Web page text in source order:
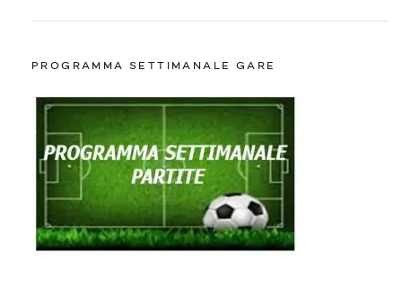
PROGRAMMA SETTIMANALE GARE